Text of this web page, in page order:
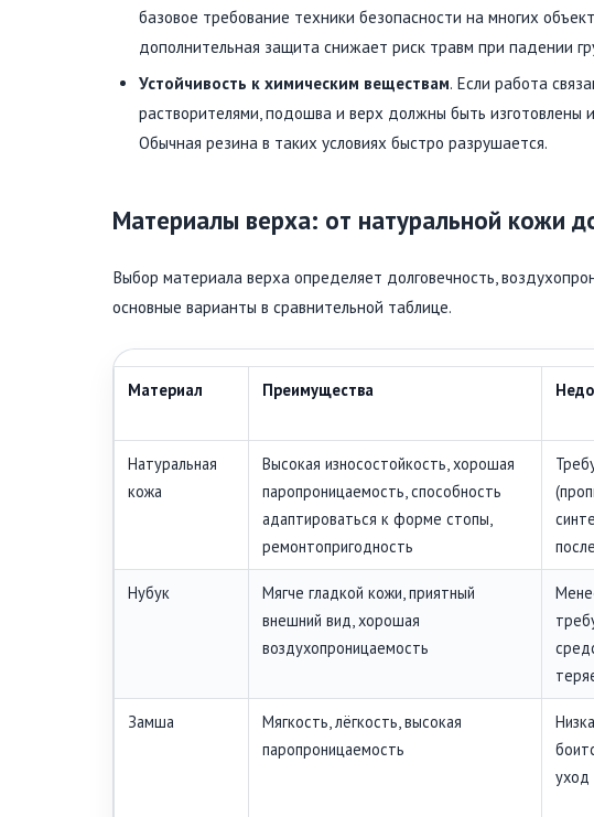
базовое требование техники безопасности на многих
дополнительная защита снижает риск травм при падении
Устойчивость к химическим веществам. Если работа
растворителями, подошва и верх должны быть изготовлены
Обычная резина в таких условиях быстро разрушается.
Материалы верха: от натуральной кожи
Выбор материала верха определяет долговечность,
основные варианты в сравнительной таблице.
Материал Преимущества
Натуральная
кожа
Высокая износостойкость, хорошая
паропроницаемость, способность
адаптироваться к форме стопы,
ремонтопригодность
Нубук
Мягче гладкой кожи, приятный
внешний вид, хорошая
воздухопроницаемость
Замша
Мягкость, лёгкость, высокая
паропроницаемость
уход